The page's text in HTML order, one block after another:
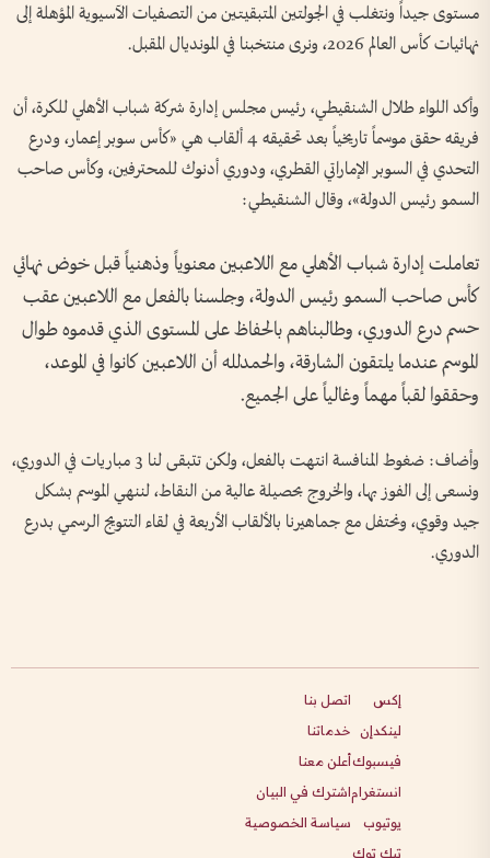
مستوى جيداً ونتغلب في الجولتين المتبقيتين من التصفيات الآسيوية المؤهلة إلى
نهائيات كأس العالم 2026، ونرى منتخبنا في المونديال المقبل.
وأكد اللواء طلال الشنقيطي، رئيس مجلس إدارة شركة شباب الأهلي للكرة، أن
فريقه حقق موسماً تاريخياً بعد تحقيقه 4 ألقاب هي «كأس سوبر إعمار، ودرع
التحدي في السوبر الإماراتي القطري، ودوري أدنوك للمحترفين، وكأس صاحب
السمو رئيس الدولة»، وقال الشنقيطي:
تعاملت إدارة شباب الأهلي مع اللاعبين معنوياً وذهنياً قبل خوض نهائي
كأس صاحب السمو رئيس الدولة، وجلسنا بالفعل مع اللاعبين عقب
حسم درع الدوري، وطالبناهم بالحفاظ على المستوى الذي قدموه طوال
الموسم عندما يلتقون الشارقة، والحمدلله أن اللاعبين كانوا في الموعد،
وحققوا لقباً مهماً وغالياً على الجميع.
وأضاف: ضغوط المنافسة انتهت بالفعل، ولكن تتبقى لنا 3 مباريات في الدوري،
ونسعى إلى الفوز بها، والخروج بحصيلة عالية من النقاط، لننهي الموسم بشكل
جيد وقوي، ونحتفل مع جماهيرنا بالألقاب الأربعة في لقاء التتويج الرسمي بدرع
الدوري.
إكس
لينكدإن
فيسبوك
انستغرام
يوتيوب
تيك توك
اتصل بنا
خدماتنا
أعلن معنا
اشترك في البيان
سياسة الخصوصية